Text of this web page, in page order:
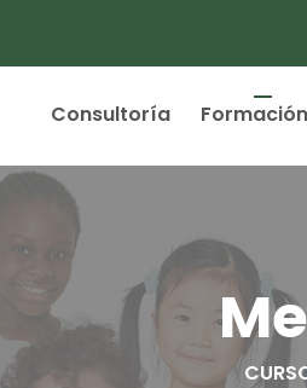
Consultoría Formación